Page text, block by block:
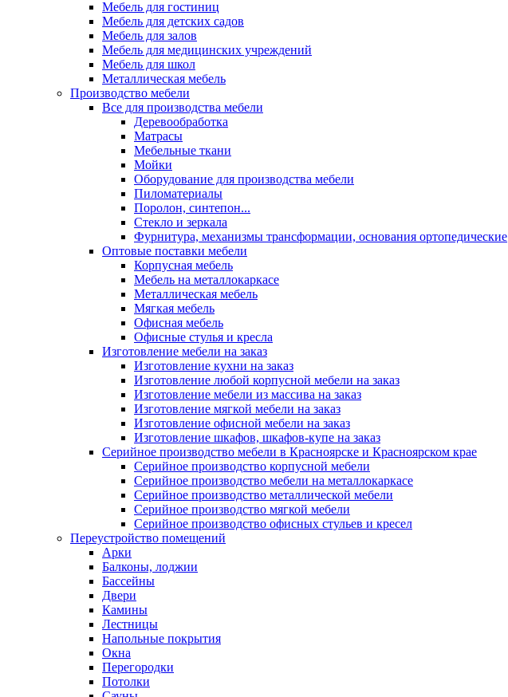
Мебель для гостиниц
Мебель для детских садов
Мебель для залов
Мебель для медицинских учреждений
Мебель для школ
Металлическая мебель
Производство мебели
Все для производства мебели
Деревообработка
Матрасы
Мебельные ткани
Мойки
Оборудование для производства мебели
Пиломатериалы
Поролон, синтепон...
Стекло и зеркала
Фурнитура, механизмы трансформации, основания ортопедические
Оптовые поставки мебели
Корпусная мебель
Мебель на металлокаркасе
Металлическая мебель
Мягкая мебель
Офисная мебель
Офисные стулья и кресла
Изготовление мебели на заказ
Изготовление кухни на заказ
Изготовление любой корпусной мебели на заказ
Изготовление мебели из массива на заказ
Изготовление мягкой мебели на заказ
Изготовление офисной мебели на заказ
Изготовление шкафов, шкафов-купе на заказ
Серийное производство мебели в Красноярске и Красноярском крае
Серийное производство корпусной мебели
Серийное производство мебели на металлокаркасе
Серийное производство металлической мебели
Серийное производство мягкой мебели
Серийное производство офисных стульев и кресел
Переустройство помещений
Арки
Балконы, лоджии
Бассейны
Двери
Камины
Лестницы
Напольные покрытия
Окна
Перегородки
Потолки